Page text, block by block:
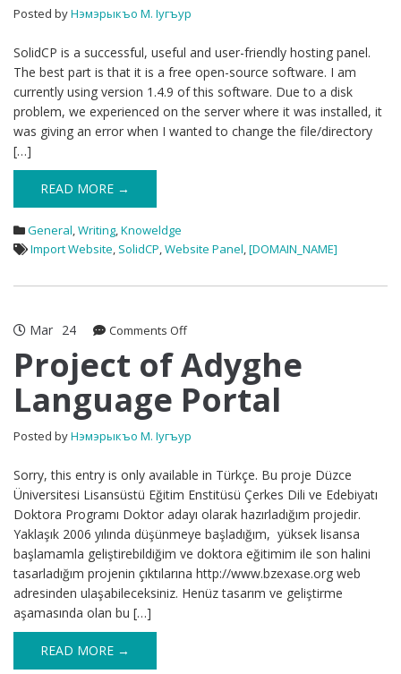
website
Posted byНэмэрыкъо М. Iугъур
SolidCP is a successful, useful and user-friendly hosting panel.
The best part is that it is a free open-source software. I am
currently using version 1.4.9 of this software. Due to a disk
problem, we experienced on the server where it was installed, it
was giving an error when I wanted to change the file/directory
[…]
READ MORE →
General,Writing,Knoweldge
Import Website, SolidCP,Website Panel,[DOMAIN_NAME]
Mar 24 Comments Offon
of
Adyghe
Language
Project of Adyghe
Language Portal
Posted byНэмэрыкъо М. Iугъур
Sorry, this entry is only available in Türkçe. Bu proje Düzce
Üniversitesi Lisansüstü Eğitim Enstitüsü Çerkes Dili ve Edebiyatı
Doktora Programı Doktor adayı olarak hazırladığım projedir.
Yaklaşık 2006 yılında düşünmeye başladığım, yüksek lisansa
başlamamla geliştirebildiğim ve doktora eğitimim ile son halini
tasarladığım projenin çıktılarına http://www.bzexase.org web
adresinden ulaşabileceksiniz. Henüz tasarım ve geliştirme
aşamasında olan bu […]
READ MORE →